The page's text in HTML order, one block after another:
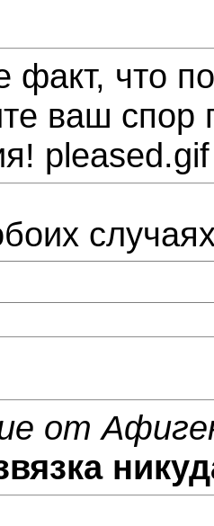
факт, что
ваш спор
pleased.gif
от